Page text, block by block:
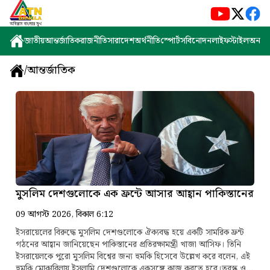
জাতীয়আন্তর্জাতিকরাজনীতিসারাদেশঅর্থনীতিস্পোর্টসবিনোদনলাইফস্টাইল
/আন্তর্জাতিক
মুসলিম দেশগুলোকে এক ফ্রন্টে আসার আহ্বান পাকিস্তানের
09 আগস্ট 2026, বিকাল 6:12
ইসরায়েলের বিরুদ্ধে মুসলিম দেশগুলোকে ঐক্যবদ্ধ হয়ে একটি সামরিক ফ্রন্ট
গঠনের আহ্বান জানিয়েছেন পাকিস্তানের প্রতিরক্ষামন্ত্রী খাজা আসিফ। তিনি
ইসরায়েলকে পুরো মুসলিম বিশ্বের জন্য হুমকি হিসেবে উল্লেখ করে বলেন, এই